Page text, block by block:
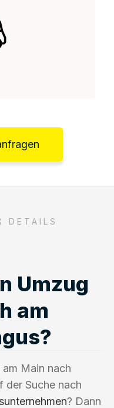
DETAILS
Umzug
am
Main nach
der Suche nach
? Dann